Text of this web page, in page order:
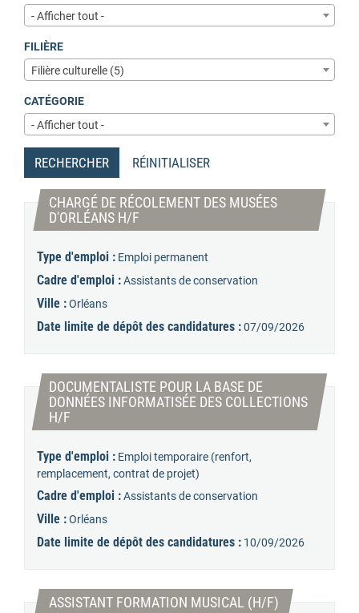
- Afficher tout -
FILIÈRE
Filière culturelle (5)
CATÉGORIE
- Afficher tout -
RECHERCHER RÉINITIALISER
CHARGÉ DE RÉCOLEMENT DES MUSÉES
D'ORLÉANS H/F
Type d'emploi : Emploi permanent
Cadre d'emploi :Assistants de conservation
Ville :Orléans
Date limite de dépôt des candidatures :07/09/2026
DOCUMENTALISTE POUR LA BASE DE
DONNÉES INFORMATISÉE DES COLLECTIONS
H/F
Type d'emploi : Emploi temporaire (renfort,
remplacement, contrat de projet)
Cadre d'emploi :Assistants de conservation
Ville :Orléans
Date limite de dépôt des candidatures : 10/09/2026
ASSISTANT FORMATION MUSICAL (H/F) (Nouvelle